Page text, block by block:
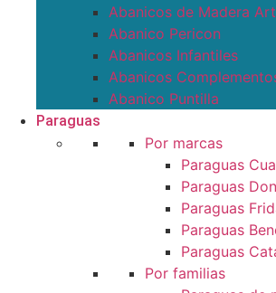
Abanicos de Madera
Abanico Pericon
Abanicos Infantiles
Abanicos
Abanico Puntilla
Paraguas
Por marcas
Paraguas
Paraguas
Paraguas
Paraguas
Paraguas
Por familias